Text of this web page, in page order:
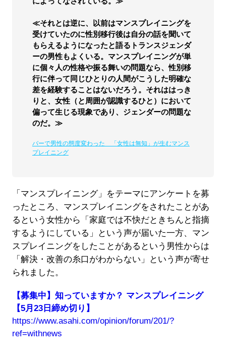
≪それとは逆に、以前はマンスプレイニングを
受けていたのに性別移行後は自分の話を聞いて
もらえるようになったと語るトランスジェンダ
ーの男性もよくいる。マンスプレイニングが単
に個々人の性格や振る舞いの問題なら、性別移
行に伴って同じひとりの人間がこうした明確な
差を経験することはないだろう。それははっき
りと、女性（と周囲が認識するひと）において
偏って生じる現象であり、ジェンダーの問題な
のだ。≫
バーで男性の態度変わった 「女性は無知」が生むマンス
プレイニング
「マンスプレイニング」をテーマにアンケートを募
ったところ、マンスプレイニングをされたことがあ
るという女性から「家庭では不快だときちんと指摘
するようにしている」という声が届いた一方、マン
スプレイニングをしたことがあるという男性からは
「解決・改善の糸口がわからない」という声が寄せ
られました。
【募集中】知っていますか？ マンスプレイニング
【5月23日締め切り】
https://www.asahi.com/opinion/forum/201/?
ref=withnews